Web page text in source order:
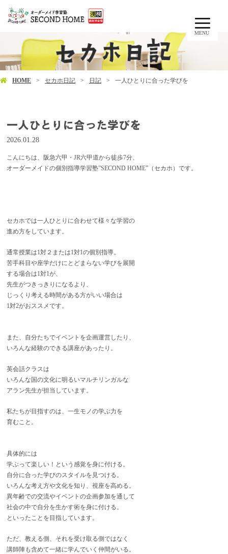
MENU
HOME セカホ日記 日記 一人ひとりに合った学びを
一人ひとりに合った学びを
2026.01.28
こんにちは、阪急六甲・JR六甲道から徒歩7分、
オーダーメイドの個別指導学習塾”SECOND HOME”（セカホ）です。
セカホでは一人ひとりに合わせて様々な学習の
進め方をしています。
通常授業は1対２または1対1の個別指導。
苦手科目や座学だけにとどまらない学びを展開
する場合は1対1が、
先生がつきっきりになるより、
じっくり考える時間がある方がいい場合は
1対2がおススメです。
また、自分たちでイベントを企画運営したり、
いろんな経験のできる講座があったり。
英会話クラスは
いろんな国の文化に明るいマルチリンガルな
アラン先生が担当しています。
私たちが目指すのは、一生モノの学ぶ力を
育むこと。
具体的には
学ぶって楽しい！という感覚を身に付ける。
自分に合った学びのスタイルを見つける。
いろんな考え方や文化を知り、視座を高める。
異年齢での交流やイベントの企画参加を通して
社会の中で自分を生かす術を身に付ける。
といったことを目指しています。
ただ、教える側、それを受け取る側ではなく
講師陣も含めて一緒に学んでいく仲間がいる。